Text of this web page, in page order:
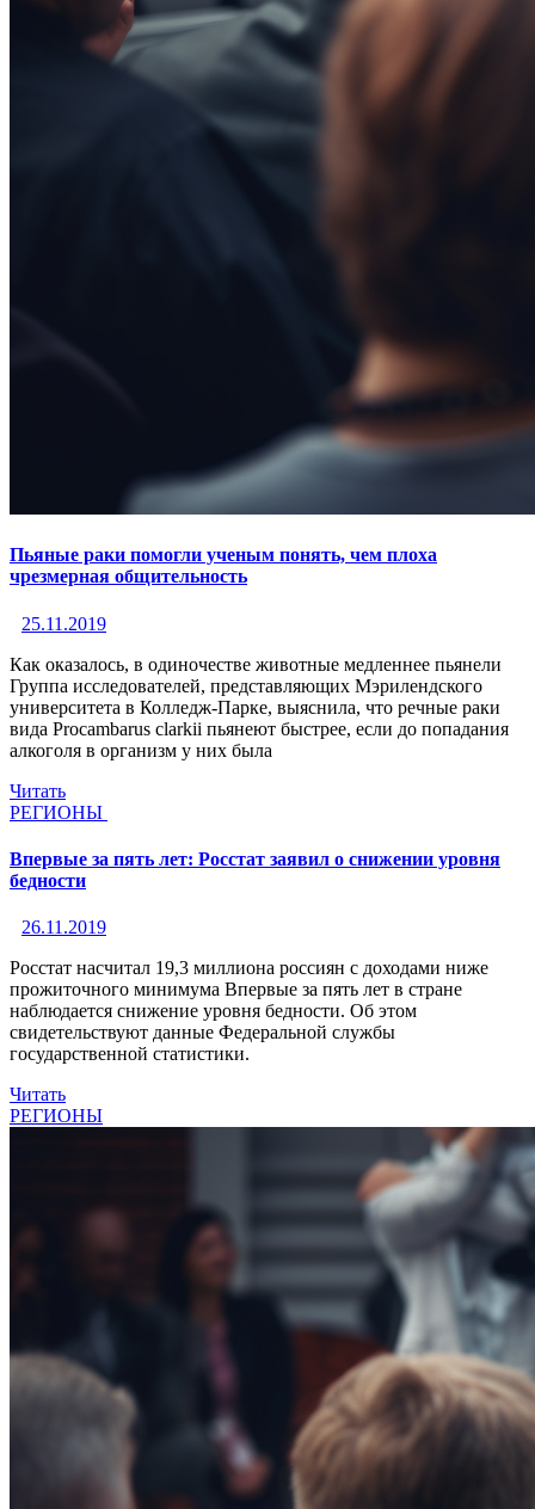
Пьяные раки помогли ученым понять, чем плоха
чрезмерная общительность
25.11.2019
Как оказалось, в одиночестве животные медленнее пьянели
Группа исследователей, представляющих Мэрилендского
университета в Колледж-Парке, выяснила, что речные раки
вида Procambarus clarkii пьянеют быстрее, если до попадания
алкоголя в организм у них была
Читать
РЕГИОНЫ
Впервые за пять лет: Росстат заявил о снижении уровня
бедности
26.11.2019
Росстат насчитал 19,3 миллиона россиян с доходами ниже
прожиточного минимума Впервые за пять лет в стране
наблюдается снижение уровня бедности. Об этом
свидетельствуют данные Федеральной службы
государственной статистики.
Читать
РЕГИОНЫ